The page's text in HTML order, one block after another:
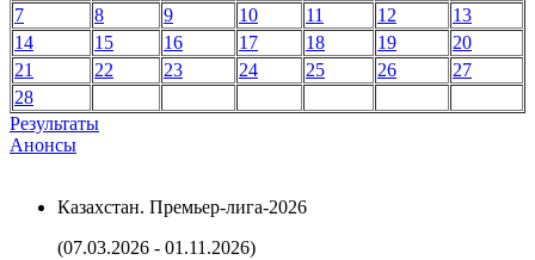
7
8 9 10 11 12
13
14
15 16 17 18 19
20
21
22 23 24 25 26
27
28
Результаты
Анонсы
Казахстан. Премьер-лига-2026
(07.03.2026 - 01.11.2026)